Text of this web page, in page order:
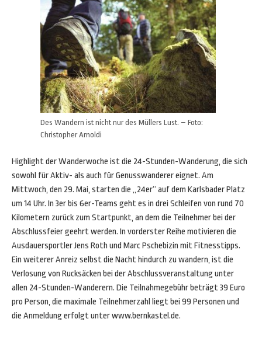
Des Wandern ist nicht nur des Müllers Lust. – Foto:
Christopher Arnoldi
Highlight der Wanderwoche ist die 24-Stunden-Wanderung, die sich
sowohl für Aktiv- als auch für Genusswanderer eignet. Am
Mittwoch, den 29. Mai, starten die „24er“ auf dem Karlsbader Platz
um 14 Uhr. In 3er bis 6er-Teams geht es in drei Schleifen von rund 70
Kilometern zurück zum Startpunkt, an dem die Teilnehmer bei der
Abschlussfeier geehrt werden. In vorderster Reihe motivieren die
Ausdauersportler Jens Roth und Marc Pschebizin mit Fitnesstipps.
Ein weiterer Anreiz selbst die Nacht hindurch zu wandern, ist die
Verlosung von Rucksäcken bei der Abschlussveranstaltung unter
allen 24-Stunden-Wanderern. Die Teilnahmegebühr beträgt 39 Euro
pro Person, die maximale Teilnehmerzahl liegt bei 99 Personen und
die Anmeldung erfolgt unter www.bernkastel.de.